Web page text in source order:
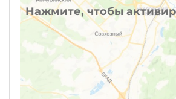
Нажмите, чтобы